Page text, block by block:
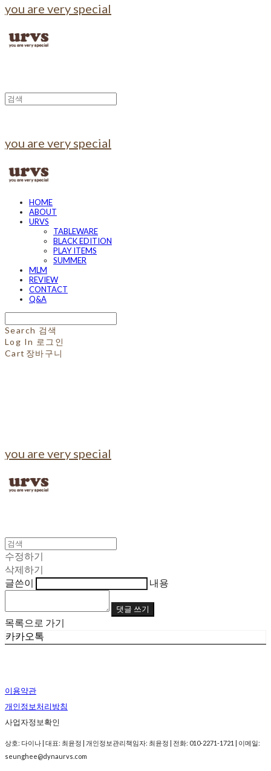
you are very special
you are very special
HOME
ABOUT
URVS
TABLEWARE
BLACK EDITION
PLAY ITEMS
SUMMER
MLM
REVIEW
CONTACT
Q&A
Search 검색
Log In 로그인
Cart 장바구니
you are very special
수정하기
삭제하기
글쓴이
내용
댓글 쓰기
목록으로 가기
카카오톡
이용약관
개인정보처리방침
사업자정보확인
상호: 다이나 | 대표: 최윤정 | 개인정보관리책임자: 최윤정 | 전화: 010-2271-1721 | 이메일:
seunghee@dynaurvs.com